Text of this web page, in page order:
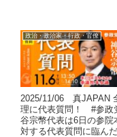
政治・政治家・行政・官僚
2025/11/06 真JAPAN
理に代表質問！ #参政
谷宗幣代表は6日の参院
対する代表質問に臨んだ